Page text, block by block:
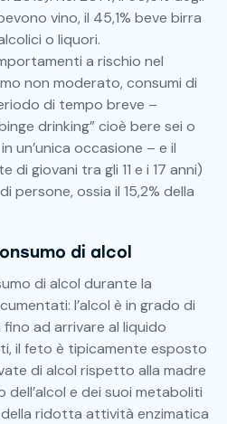
vino, il 45,1% beve birra
o liquori.
a rischio nel
non moderato, consumi di
di tempo breve –
drinking” cioè bere sei o
un’unica occasione – e il
di giovani tra gli 11 e i 17 anni)
persone, ossia il 15,2% della
di alcol
di alcol durante la
l’alcol è in grado di
ad arrivare al liquido
il feto è tipicamente esposto
di alcol rispetto alla madre
dell’alcol e dei suoi metaboliti
ridotta attività enzimatica